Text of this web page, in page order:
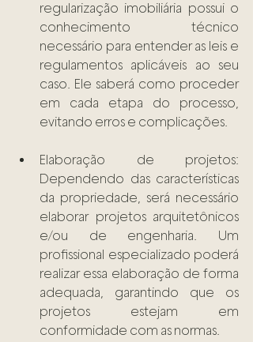
regularização imobiliária possui o
conhecimento técnico
necessário para entender as leis e
regulamentos aplicáveis ao seu
caso. Ele saberá como proceder
em cada etapa do processo,
evitando erros e complicações.
Elaboração de projetos:
Dependendo das características
da propriedade, será necessário
elaborar projetos arquitetônicos
e/ou de engenharia. Um
profissional especializado poderá
realizar essa elaboração de forma
adequada, garantindo que os
projetos estejam em
conformidade com as normas.